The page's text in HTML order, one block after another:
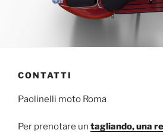
CONTATTI
Paolinelli moto Roma
Per prenotare un tagliando, una